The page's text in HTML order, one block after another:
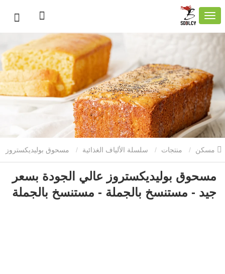
منتجات سلسلة الألياف الغذائية مسحوق بوليديكستروز
عالي الجودة بسعر جيد - مستنسخ بالجملة - مستنسخ بالجملة
مسحوق بوليديكستروز عالي الجودة بسعر
جيد - مستنسخ بالجملة - مستنسخ بالجملة